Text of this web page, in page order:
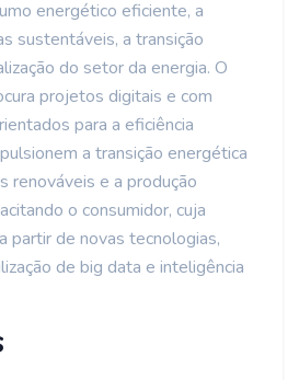
energético eficiente, a
sustentáveis, a transição
do setor da energia. O
projetos digitais e com
para a eficiência
a transição energética
renováveis e a produção
o consumidor, cuja
partir de novas tecnologias,
de big data e inteligência